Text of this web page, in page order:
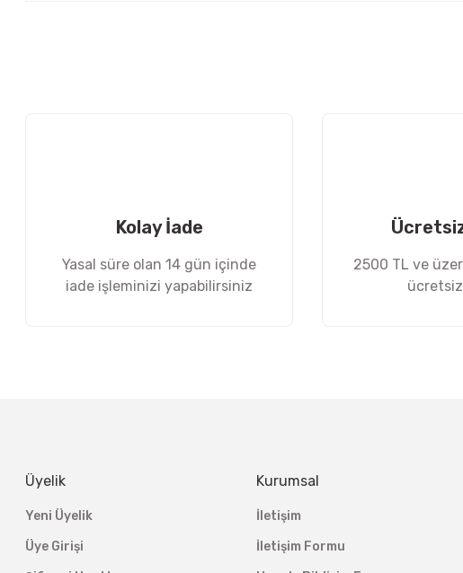
Kolay İade
Yasal süre olan 14 gün içinde
iade işleminizi yapabilirsiniz
2500 TL ve
Üyelik
Yeni Üyelik
Üye Girişi
Kurumsal
İletişim
İletişim Formu